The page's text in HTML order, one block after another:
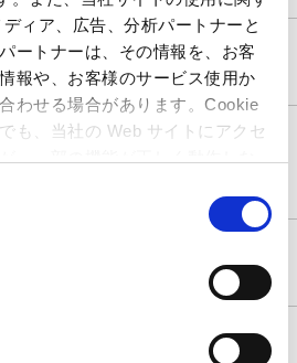
ィア、広告、分析パートナーと
ートナーは、その情報を、お客
報や、お客様のサービス使用か
わせる場合があります。Cookie
も、当社の Web サイトにアクセ
みめぐり」交通系ICカード連
せ
ンター：ワールド」クエスト
ト「モンスターハンターダブ